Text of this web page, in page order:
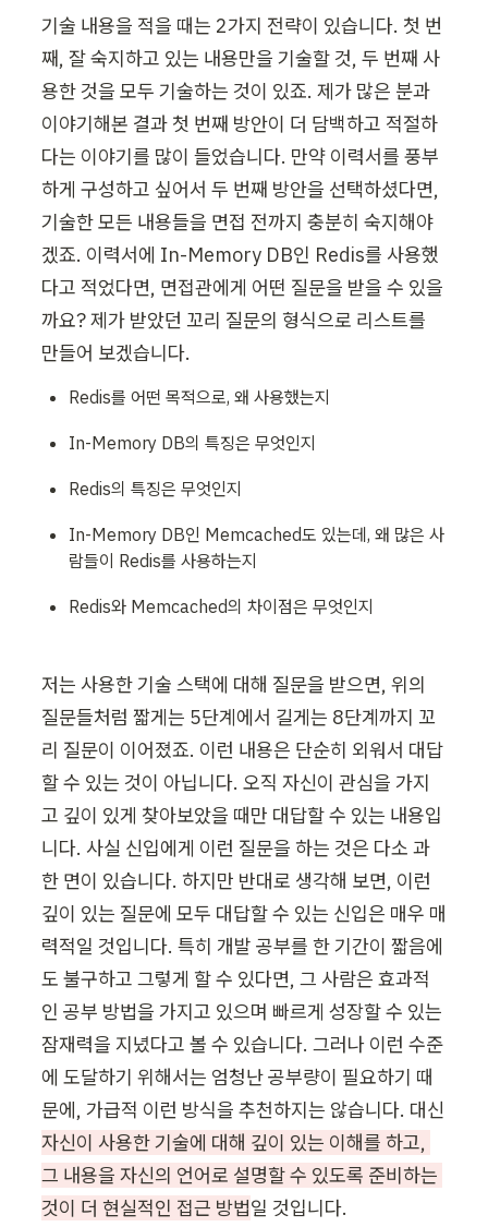
기술 내용을 적을 때는 2가지 전략이 있습니다. 첫 번
째, 잘 숙지하고 있는 내용만을 기술할 것, 두 번째 사
용한 것을 모두 기술하는 것이 있죠. 제가 많은 분과
이야기해본 결과 첫 번째 방안이 더 담백하고 적절하
다는 이야기를 많이 들었습니다. 만약 이력서를 풍부
하게 구성하고 싶어서 두 번째 방안을 선택하셨다면,
기술한 모든 내용들을 면접 전까지 충분히 숙지해야
겠죠. 이력서에 In-Memory DB인 Redis를 사용했
다고 적었다면, 면접관에게 어떤 질문을 받을 수 있을
까요? 제가 받았던 꼬리 질문의 형식으로 리스트를
만들어 보겠습니다.
Redis를 어떤 목적으로, 왜 사용했는지
In-Memory DB의 특징은 무엇인지
Redis의 특징은 무엇인지
In-Memory DB인 Memcached도 있는데, 왜 많은 사
람들이 Redis를 사용하는지
Redis와 Memcached의 차이점은 무엇인지
저는 사용한 기술 스택에 대해 질문을 받으면, 위의
질문들처럼 짧게는 5단계에서 길게는 8단계까지 꼬
리 질문이 이어졌죠. 이런 내용은 단순히 외워서 대답
할 수 있는 것이 아닙니다. 오직 자신이 관심을 가지
고 깊이 있게 찾아보았을 때만 대답할 수 있는 내용입
니다. 사실 신입에게 이런 질문을 하는 것은 다소 과
한 면이 있습니다. 하지만 반대로 생각해 보면, 이런
깊이 있는 질문에 모두 대답할 수 있는 신입은 매우 매
력적일 것입니다. 특히 개발 공부를 한 기간이 짧음에
도 불구하고 그렇게 할 수 있다면, 그 사람은 효과적
인 공부 방법을 가지고 있으며 빠르게 성장할 수 있는
잠재력을 지녔다고 볼 수 있습니다. 그러나 이런 수준
에 도달하기 위해서는 엄청난 공부량이 필요하기 때
자신이 사용한 기술에 대해 깊이 있는 이해를 하고,
그 내용을 자신의 언어로 설명할 수 있도록 준비하는
것이 더 현실적인 접근 방법